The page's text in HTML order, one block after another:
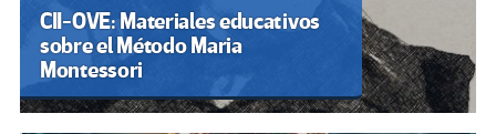
CII-OVE: Materiales educativos
sobre el Método Maria
Montessori